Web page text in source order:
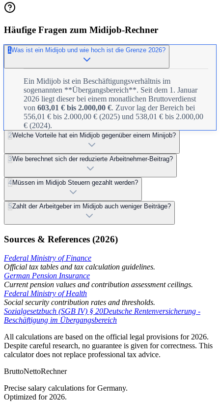
Häufige Fragen zum Midijob-Rechner
1 Was ist ein Midijob und wie hoch ist die Grenze 2026?
Ein Midijob ist ein Beschäftigungsverhältnis im
sogenannten **Übergangsbereich**. Seit dem 1. Januar
2026 liegt dieser bei einem monatlichen Bruttoverdienst
von 603,01 € bis 2.000,00 €. Zuvor lag der Bereich bei
556,01 € bis 2.000,00 € (2025) und 538,01 € bis 2.000,00
€ (2024).
2Welche Vorteile hat ein Midijob gegenüber einem Minijob?
3Wie berechnet sich der reduzierte Arbeitnehmer-Beitrag?
4 Müssen im Midijob Steuern gezahlt werden?
5Zahlt der Arbeitgeber im Midijob auch weniger Beiträge?
Sources & References (2026)
Federal Ministry of Finance
Official tax tables and tax calculation guidelines.
German Pension Insurance
Current pension values and contribution assessment ceilings.
Federal Ministry of Health
Social security contribution rates and thresholds.
Sozialgesetzbuch (SGB IV) § 20Deutsche Rentenversicherung -
Beschäftigung im Übergangsbereich
All calculations are based on the official legal provisions for 2026.
Despite careful research, no guarantee is given for correctness. This
calculator does not replace professional tax advice.
BruttoNettoRechner
Precise salary calculations for Germany.
Optimized for 2026.